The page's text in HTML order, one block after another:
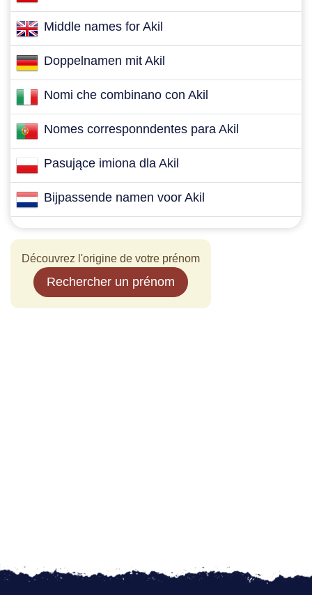
Middle names for Akil
Doppelnamen mit Akil
Nomi che combinano con Akil
Nomes corresponndentes para Akil
Pasujące imiona dla Akil
Bijpassende namen voor Akil
Découvrez l'origine de votre prénom
Rechercher un prénom